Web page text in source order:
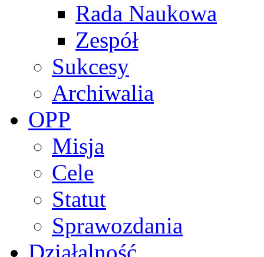
Rada Naukowa
Zespół
Sukcesy
Archiwalia
OPP
Misja
Cele
Statut
Sprawozdania